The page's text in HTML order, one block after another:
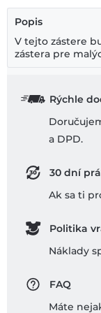
Popis
V tejto zástere
zástera pre
Rýchle
a DPD.
30 dní
Ak sa ti
Politika
Náklady
FAQ
Máte